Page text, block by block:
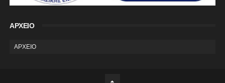
ΑΡΧΕΙΟ